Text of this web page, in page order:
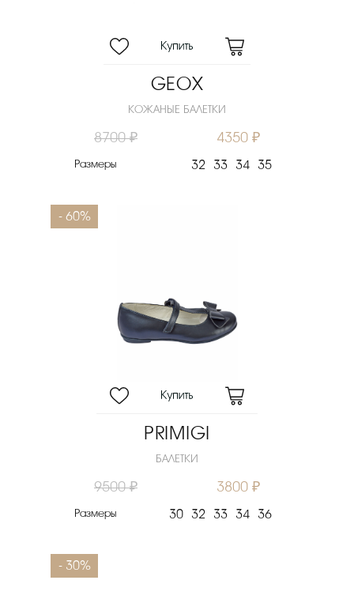
GEOX
КОЖАНЫЕ БАЛЕТКИ
8700 ₽ 4350 ₽
Размеры 32 33 34 35
- 60%
PRIMIGI
БАЛЕТКИ
9500 ₽ 3800 ₽
Размеры 30 32 33 34 36
- 30%